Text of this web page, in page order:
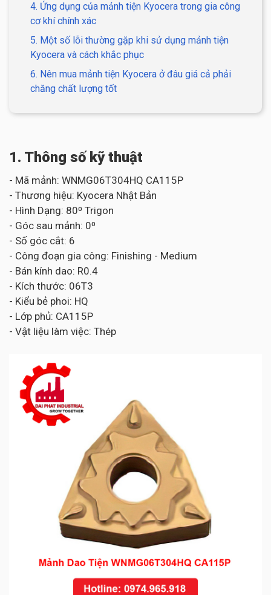
4. Ứng dụng của mảnh tiện Kyocera trong gia công
cơ khí chính xác
5. Một số lỗi thường gặp khi sử dụng mảnh tiện
Kyocera và cách khắc phục
6. Nên mua mảnh tiện Kyocera ở đâu giá cả phải
chăng chất lượng tốt
1. Thông số kỹ thuật
- Mã mảnh: WNMG06T304HQ CA115P
- Thương hiệu: Kyocera Nhật Bản
- Hình Dạng: 80⁰ Trigon
- Góc sau mảnh: 0⁰
- Số góc cắt: 6
- Công đoạn gia công: Finishing - Medium
- Bán kính dao: R0.4
- Kích thước: 06T3
- Kiểu bẻ phoi: HQ
- Lớp phủ: CA115P
- Vật liệu làm việc: Thép